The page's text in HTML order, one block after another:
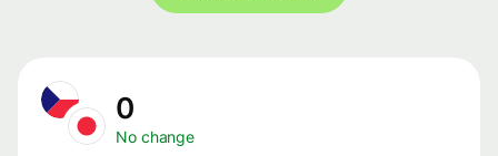
0
No change